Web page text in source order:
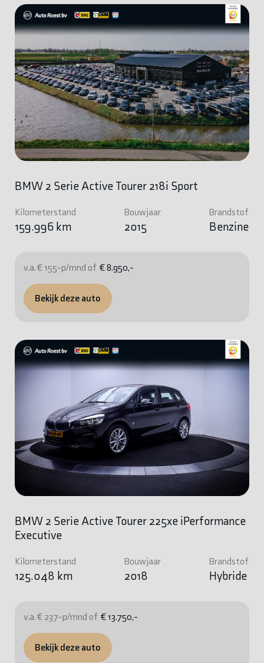
BMW 2 Serie Active Tourer 218i Sport
Kilometerstand
159.996 km
Bouwjaar
2015
Brandstof
Benzine
v.a. € 155-p/mnd of € 8.950,-
Bekijk deze auto
BMW 2 Serie Active Tourer 225xe iPerformance
Executive
Kilometerstand
125.048 km
Bouwjaar
2018
Brandstof
Hybride
v.a. € 237-p/mnd of € 13.750,-
Bekijk deze auto